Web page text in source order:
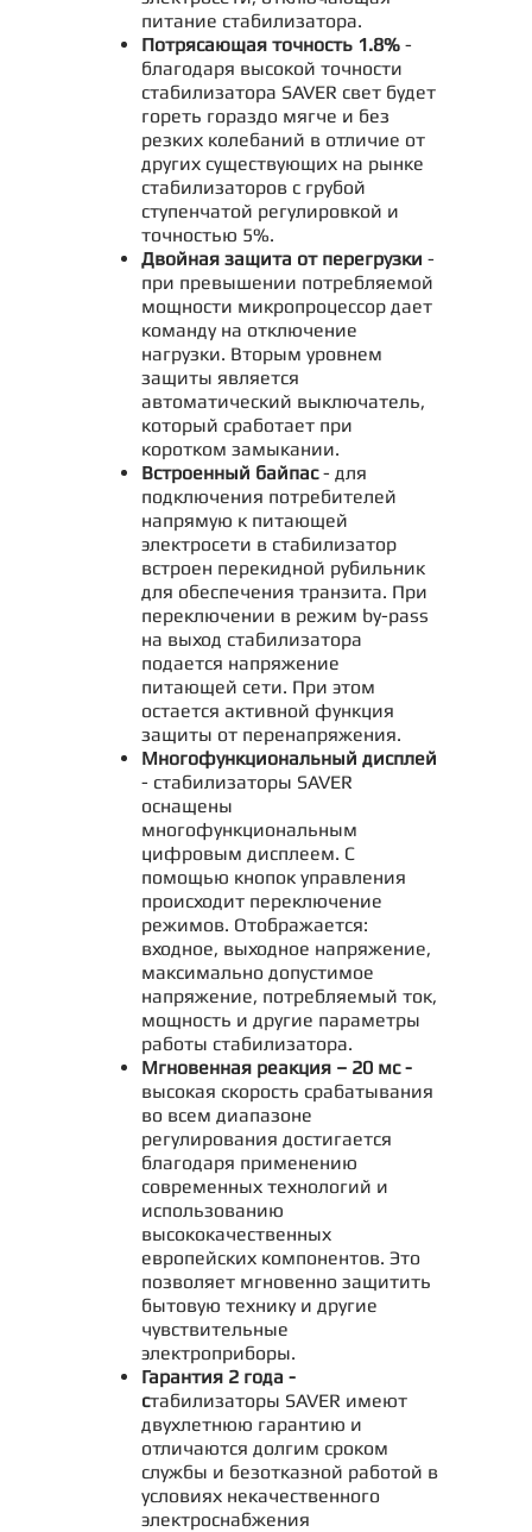
питание стабилизатора.
Потрясающая точность 1.8% -
благодаря высокой точности
стабилизатора SAVER свет будет
гореть гораздо мягче и без
резких колебаний в отличие от
других существующих на рынке
стабилизаторов с грубой
ступенчатой регулировкой и
точностью 5%.
Двойная защита от перегрузки -
при превышении потребляемой
мощности микропроцессор дает
команду на отключение
нагрузки. Вторым уровнем
защиты является
автоматический выключатель,
который сработает при
коротком замыкании.
Встроенный байпас- для
подключения потребителей
напрямую к питающей
электросети в стабилизатор
встроен перекидной рубильник
для обеспечения транзита. При
переключении в режим by-pass
на выход стабилизатора
подается напряжение
питающей сети. При этом
остается активной функция
защиты от перенапряжения.
Многофункциональный дисплей
- стабилизаторы SAVER
оснащены
многофункциональным
цифровым дисплеем. С
помощью кнопок управления
происходит переключение
режимов. Отображается:
входное, выходное напряжение,
максимально допустимое
напряжение, потребляемый ток,
мощность и другие параметры
работы стабилизатора.
Мгновенная реакция – 20 мс -
высокая скорость срабатывания
во всем диапазоне
регулирования достигается
благодаря применению
современных технологий и
использованию
высококачественных
европейских компонентов. Это
позволяет мгновенно защитить
бытовую технику и другие
чувствительные
электроприборы.
Гарантия 2 года -
стабилизаторы SAVER имеют
двухлетнюю гарантию и
отличаются долгим сроком
службы и безотказной работой в
условиях некачественного
электроснабжения